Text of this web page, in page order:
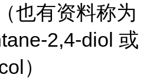
也有资料称为
2,4-diol 或
）